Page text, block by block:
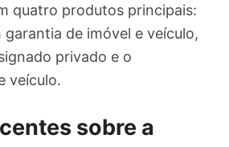
quatro produtos principais:
de imóvel e veículo,
privado e o
veículo.
sobre a